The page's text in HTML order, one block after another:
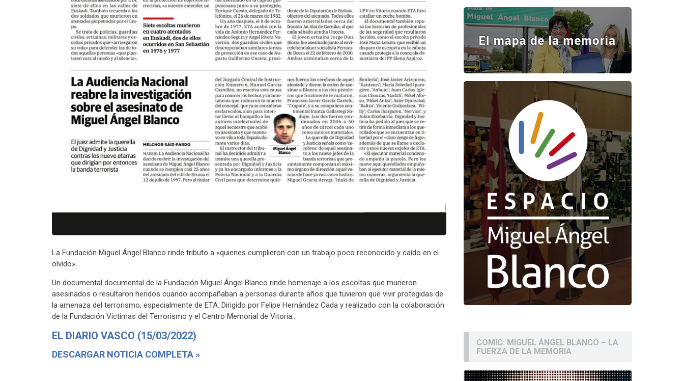
La Fundación Miguel Ángel Blanco rinde tributo a «quienes cumplieron con un trabajo poco reconocido y caído en el
olvido».
Un documental documental de la Fundación Miguel Ángel Blanco rinde homenaje a los escoltas que murieron
asesinados o resultaron heridos cuando acompañaban a personas durante años que tuvieron que vivir protegidas de
la amenaza del terrorismo, especialmente de ETA. Dirigido por Felipe Hernández Cada y realizado con la colaboración
de la Fundación Víctimas del Terrorismo y el Centro Memorial de Vitoria…
EL DIARIO VASCO (15/03/2022)
DESCARGAR NOTICIA COMPLETA »
COMIC: MIGUEL ÁNGEL BLANCO – LA
FUERZA DE LA MEMORIA